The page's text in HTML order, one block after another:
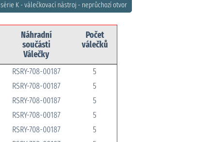
série K - válečkovací nástroj - neprůchozí otvor
Náhradní
součásti
Válečky
Počet
válečků
RSRY-708-00187
5
RSRY-708-00187
5
RSRY-708-00187
5
RSRY-708-00187
5
RSRY-708-00187
5